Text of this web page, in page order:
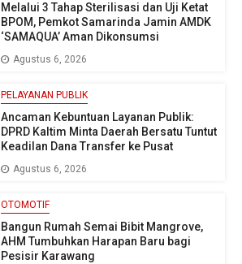
Melalui 3 Tahap Sterilisasi dan Uji Ketat
BPOM, Pemkot Samarinda Jamin AMDK
‘SAMAQUA’ Aman Dikonsumsi
Agustus 6, 2026
PELAYANAN PUBLIK
Ancaman Kebuntuan Layanan Publik:
DPRD Kaltim Minta Daerah Bersatu Tuntut
Keadilan Dana Transfer ke Pusat
Agustus 6, 2026
OTOMOTIF
Bangun Rumah Semai Bibit Mangrove,
AHM Tumbuhkan Harapan Baru bagi
Pesisir Karawang